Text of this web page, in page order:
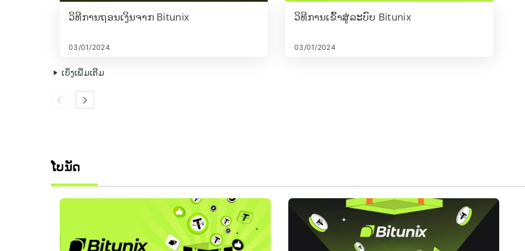
ວິທີການຖອນເງິນຈາກ Bitunix
03/01/2024
ວິທີການເຂົ້າສູ່ລະບົບ Bitunix
03/01/2024
ເບິ່ງເພີ່ມເຕີມ
ໂບນັດ